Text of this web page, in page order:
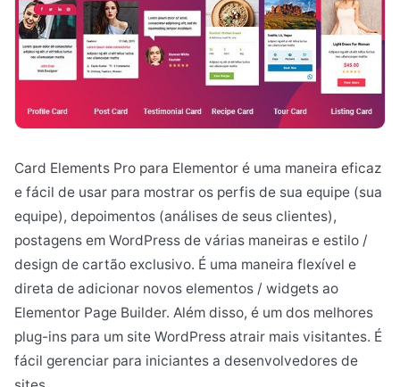
Card Elements Pro para Elementor é uma maneira eficaz
e fácil de usar para mostrar os perfis de sua equipe (sua
equipe), depoimentos (análises de seus clientes),
postagens em WordPress de várias maneiras e estilo /
design de cartão exclusivo. É uma maneira flexível e
direta de adicionar novos elementos / widgets ao
Elementor Page Builder. Além disso, é um dos melhores
plug-ins para um site WordPress atrair mais visitantes. É
fácil gerenciar para iniciantes a desenvolvedores de